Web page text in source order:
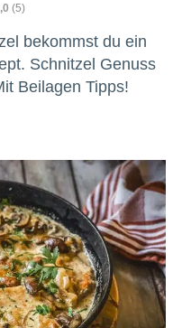
(5)
bekommst du ein
Schnitzel Genuss
Beilagen Tipps!